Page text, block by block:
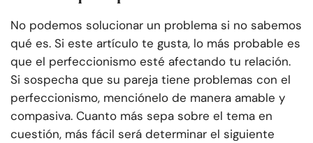
No podemos solucionar un problema si no sabemos
qué es. Si este artículo te gusta, lo más probable es
que el perfeccionismo esté afectando tu relación.
Si sospecha que su pareja tiene problemas con el
perfeccionismo, menciónelo de manera amable y
compasiva. Cuanto más sepa sobre el tema en
cuestión, más fácil será determinar el siguiente